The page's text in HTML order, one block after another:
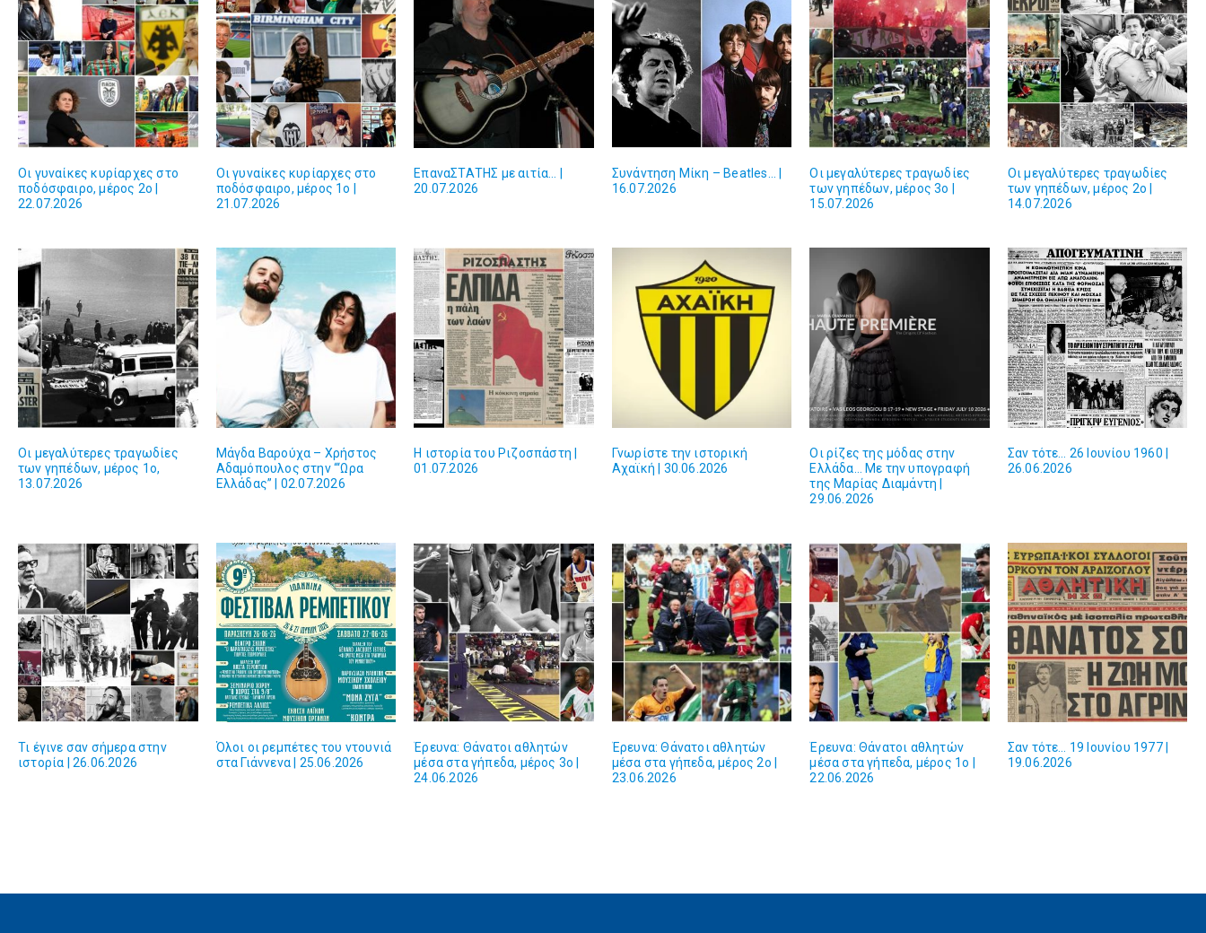
Οι γυναίκες κυρίαρχες στο
ποδόσφαιρο, μέρος 2ο |
22.07.2026
Οι γυναίκες κυρίαρχες στο
ποδόσφαιρο, μέρος 1ο |
21.07.2026
ΕπαναΣΤΑΤΗΣ με αιτία… |
20.07.2026
Συνάντηση Μίκη – Beatles… |
16.07.2026
Οι μεγαλύτερες τραγωδίες
των γηπέδων, μέρος 3ο |
15.07.2026
Οι μεγαλύτερες τραγωδίες
των γηπέδων, μέρος 2ο |
14.07.2026
Οι μεγαλύτερες τραγωδίες
των γηπέδων, μέρος 1ο,
13.07.2026
Μάγδα Βαρούχα – Χρήστος
Αδαμόπουλος στην “‘Ωρα
Ελλάδας” | 02.07.2026
Η ιστορία του Ριζοσπάστη |
01.07.2026
Γνωρίστε την ιστορική
Αχαϊκή | 30.06.2026
Οι ρίζες της μόδας στην
Ελλάδα… Με την υπογραφή
της Μαρίας Διαμάντη |
29.06.2026
Σαν τότε… 26 Ιουνίου 1960 |
26.06.2026
Τι έγινε σαν σήμερα στην
ιστορία | 26.06.2026
Όλοι οι ρεμπέτες του ντουνιά
στα Γιάννενα | 25.06.2026
Έρευνα: Θάνατοι αθλητών
μέσα στα γήπεδα, μέρος 3ο |
24.06.2026
Έρευνα: Θάνατοι αθλητών
μέσα στα γήπεδα, μέρος 2ο |
23.06.2026
Έρευνα: Θάνατοι αθλητών
μέσα στα γήπεδα, μέρος 1ο |
22.06.2026
Σαν τότε… 19 Ιουνίου 1977 |
19.06.2026